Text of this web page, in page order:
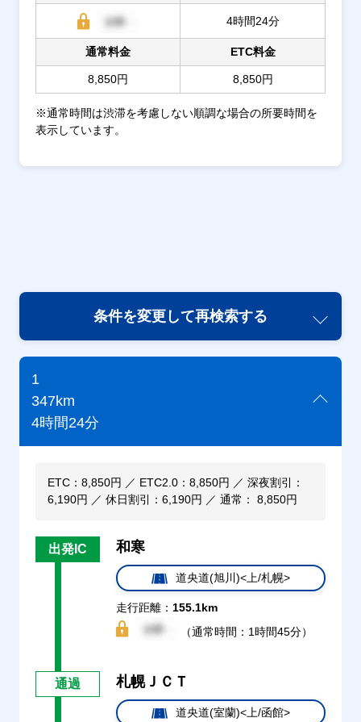
4時間24分
通常料金
8,850円
ETC料金
8,850円
※通常時間は渋滞を考慮しない順調な場合の所要時間を
表示しています。
条件を変更して再検索する
1
347km
4時間24分
ETC：8,850円 ／ ETC2.0：8,850円 ／ 深夜割引：
6,190円 ／ 休日割引：6,190円 ／ 通常： 8,850円
出発IC 和寒
道央道(旭川)<上/札幌>
走行距離： 155.1km
（通常時間：1時間45分）
通過 札幌ＪＣＴ
道央道(室蘭)<上/函館>